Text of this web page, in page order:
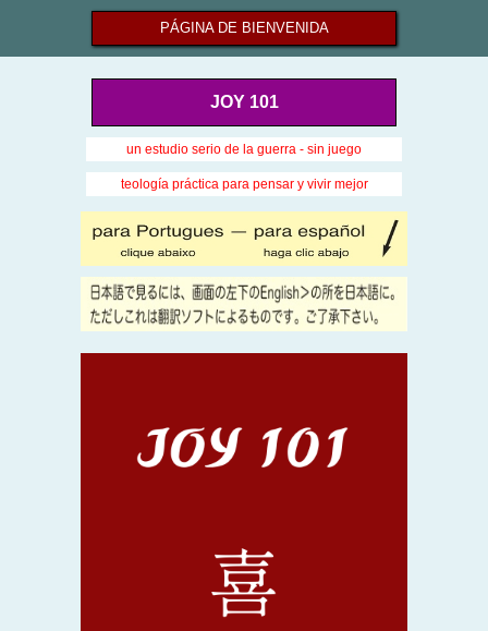
PÁGINA DE BIENVENIDA
JOY 101
un estudio serio de la guerra - sin juego
teología práctica para pensar y vivir mejor